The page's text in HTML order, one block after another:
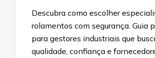
Descubra como escolher
rolamentos com segurança. Guia
para gestores industriais que
qualidade, confiança e